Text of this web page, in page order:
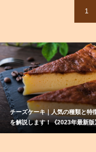
1
特徴
新版》
【東京】話題のスイ
人気の商品もご紹介